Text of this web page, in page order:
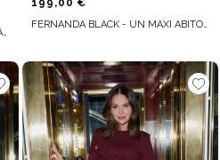
POLET - MAXI ABITO VERDE CON BALZE
FERNANDA BLACK - UN MAXI ABITO NERO DI CARATTERE